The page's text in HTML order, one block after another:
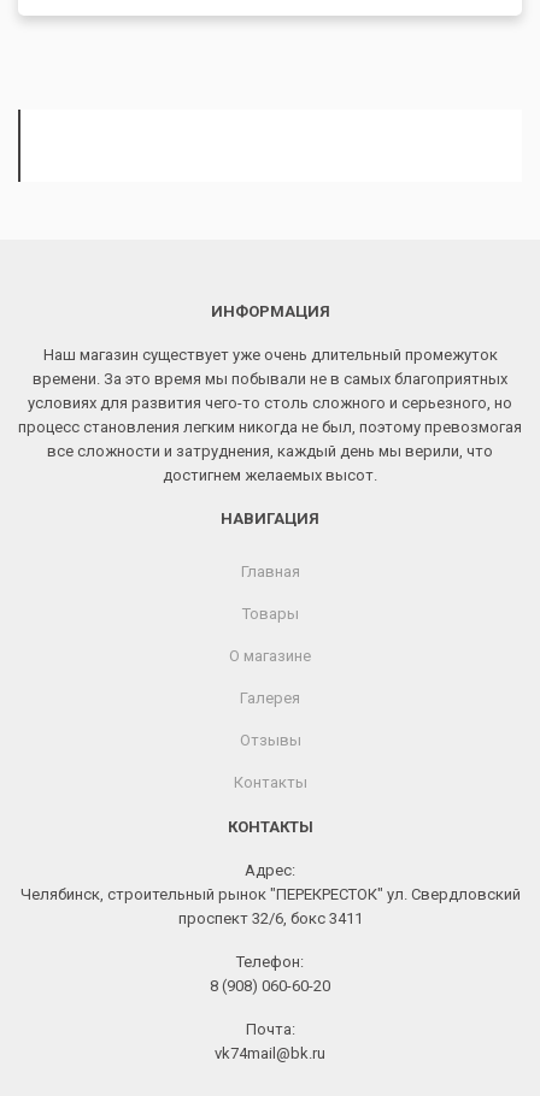
ИНФОРМАЦИЯ
Наш магазин существует уже очень длительный промежуток
времени. За это время мы побывали не в самых благоприятных
условиях для развития чего-то столь сложного и серьезного, но
процесс становления легким никогда не был, поэтому превозмогая
все сложности и затруднения, каждый день мы верили, что
достигнем желаемых высот.
НАВИГАЦИЯ
Главная
Товары
О магазине
Галерея
Отзывы
Контакты
КОНТАКТЫ
Адрес:
Челябинск, строительный рынок "ПЕРЕКРЕСТОК" ул. Свердловский
проспект 32/6, бокс 3411
Телефон:
8 (908) 060-60-20
Почта:
vk74mail@bk.ru